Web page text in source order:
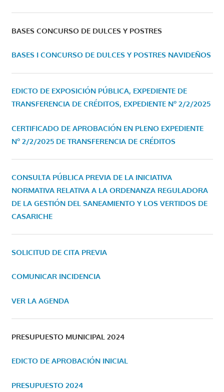
BASES CONCURSO DE DULCES Y POSTRES
BASES I CONCURSO DE DULCES Y POSTRES NAVIDEÑOS
EDICTO DE EXPOSICIÓN PÚBLICA, EXPEDIENTE DE
TRANSFERENCIA DE CRÉDITOS, EXPEDIENTE Nº 2/2/2025
CERTIFICADO DE APROBACIÓN EN PLENO EXPEDIENTE
Nº 2/2/2025 DE TRANSFERENCIA DE CRÉDITOS
CONSULTA PÚBLICA PREVIA DE LA INICIATIVA
NORMATIVA RELATIVA A LA ORDENANZA REGULADORA
DE LA GESTIÓN DEL SANEAMIENTO Y LOS VERTIDOS DE
CASARICHE
SOLICITUD DE CITA PREVIA
COMUNICAR INCIDENCIA
VER LA AGENDA
PRESUPUESTO MUNICIPAL 2024
EDICTO DE APROBACIÓN INICIAL
PRESUPUESTO 2024